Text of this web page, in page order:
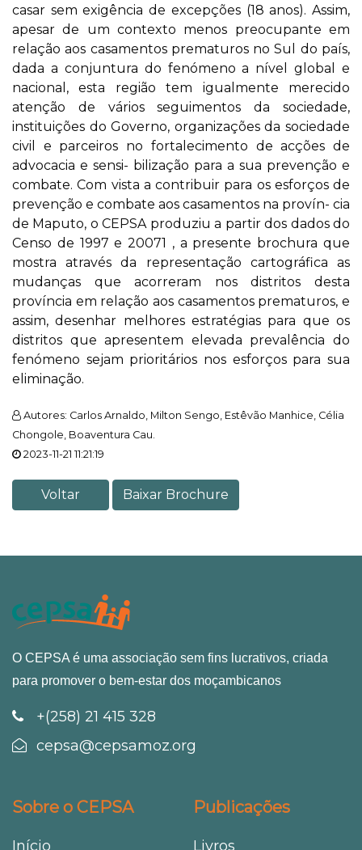
casar sem exigência de excepções (18 anos). Assim,
apesar de um contexto menos preocupante em
relação aos casamentos prematuros no Sul do país,
dada a conjuntura do fenómeno a nível global e
nacional, esta região tem igualmente merecido
atenção de vários seguimentos da sociedade,
instituições do Governo, organizações da sociedade
civil e parceiros no fortalecimento de acções de
advocacia e sensi- bilização para a sua prevenção e
combate. Com vista a contribuir para os esforços de
prevenção e combate aos casamentos na provín- cia
de Maputo, o CEPSA produziu a partir dos dados do
Censo de 1997 e 20071 , a presente brochura que
mostra através da representação cartográfica as
mudanças que acorreram nos distritos desta
província em relação aos casamentos prematuros, e
assim, desenhar melhores estratégias para que os
distritos que apresentem elevada prevalência do
fenómeno sejam prioritários nos esforços para sua
eliminação.
Autores: Carlos Arnaldo, Milton Sengo, Estêvão Manhice, Célia
Chongole, Boaventura Cau.
2023-11-21 11:21:19
Voltar Baixar Brochure
O CEPSA é uma associação sem fins lucrativos, criada
para promover o bem-estar dos moçambicanos
+(258) 21 415 328
cepsa@cepsamoz.org
Sobre o CEPSA
Início
Publicações
Livros